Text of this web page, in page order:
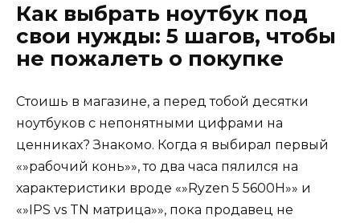
Как выбрать ноутбук под
свои нужды: 5 шагов, чтобы
не пожалеть о покупке
Стоишь в магазине, а перед тобой десятки
ноутбуков с непонятными цифрами на
ценниках? Знакомо. Когда я выбирал первый
«»рабочий конь»», то два часа пялился на
характеристики вроде «»Ryzen 5 5600H»» и
«»IPS vs TN матрица»», пока продавец не